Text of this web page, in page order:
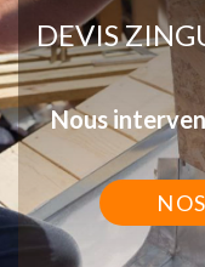
DEVIS
Nous